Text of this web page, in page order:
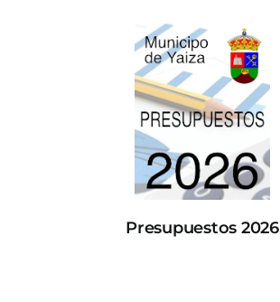
Presupuestos 2026